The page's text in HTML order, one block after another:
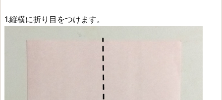
1.縦横に折り目をつけます。